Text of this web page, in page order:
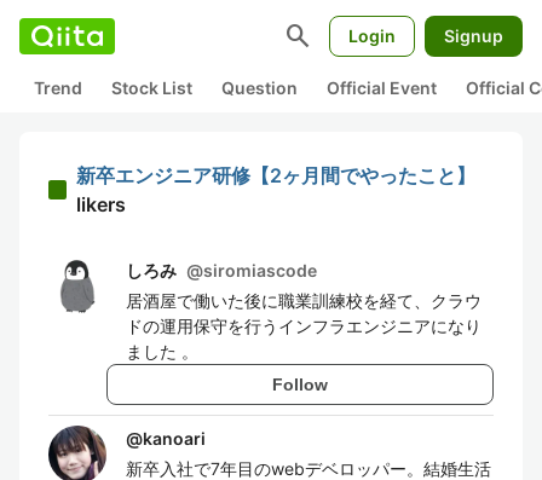
search Login Signup
Trend Stock List Question Official Event Official
新卒エンジニア研修【2ヶ月間でやったこと】
likers
しろみ @siromiascode
居酒屋で働いた後に職業訓練校を経て、クラウ
ドの運用保守を行うインフラエンジニアになり
ました 。
Follow
@kanoari
新卒入社で7年目のwebデベロッパー。結婚生活